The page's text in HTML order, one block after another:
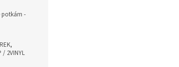
potkám -
/ 2VINYL